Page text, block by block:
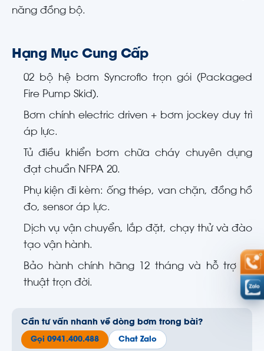
năng đồng bộ.
Hạng Mục Cung Cấp
02 bộ hệ bơm Syncroflo trọn gói (Packaged
Fire Pump Skid).
Bơm chính electric driven + bơm jockey duy trì
áp lực.
Tủ điều khiển bơm chữa cháy chuyên dụng
đạt chuẩn NFPA 20.
Phụ kiện đi kèm: ống thép, van chặn, đồng hồ
đo, sensor áp lực.
Dịch vụ vận chuyển, lắp đặt, chạy thử và đào
tạo vận hành.
Bảo hành chính hãng 12 tháng và hỗ trợ kỹ
thuật trọn đời.
Cần tư vấn nhanh về dòng bơm trong bài?
Gọi 0941.400.488 Chat Zalo